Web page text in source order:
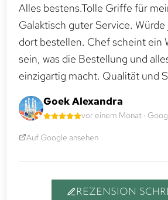
Alles bestens.Tolle Griffe für
Galaktisch guter Service.
dort bestellen. Chef scheint ein
sein, was die Bestellung und
einzigartig macht. Qualität und
Goek Alexandra
vor einem Monat ·
Auf Google ansehen
REZENSION